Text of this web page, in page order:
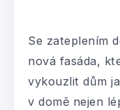
Se zateplením
nová fasáda,
vykouzlit dům
v domě nejen